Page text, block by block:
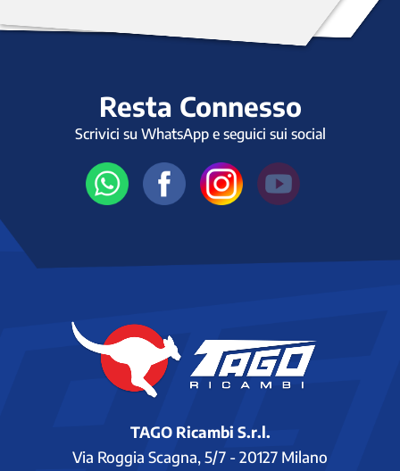
Resta Connesso
Scrivici su WhatsApp e seguici sui social
TAGO Ricambi S.r.l.
Via Roggia Scagna, 5/7 - 20127 Milano